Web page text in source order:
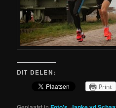
DIT DELEN:
Print